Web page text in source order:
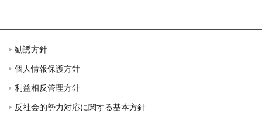
勧誘方針
個人情報保護方針
利益相反管理方針
反社会的勢力対応に関する基本方針